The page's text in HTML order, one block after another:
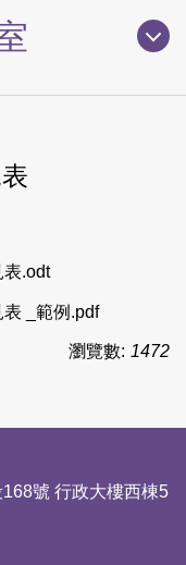
.odt
_範例.pdf
瀏覽數: 1472
號 行政大樓西棟5